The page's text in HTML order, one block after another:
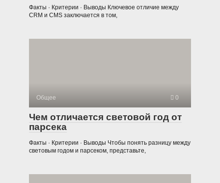
Факты · Критерии · Выводы Ключевое отличие между
CRM и CMS заключается в том,
Общее 0
Чем отличается световой год от
парсека
Факты · Критерии · Выводы Чтобы понять разницу между
световым годом и парсеком, представьте,